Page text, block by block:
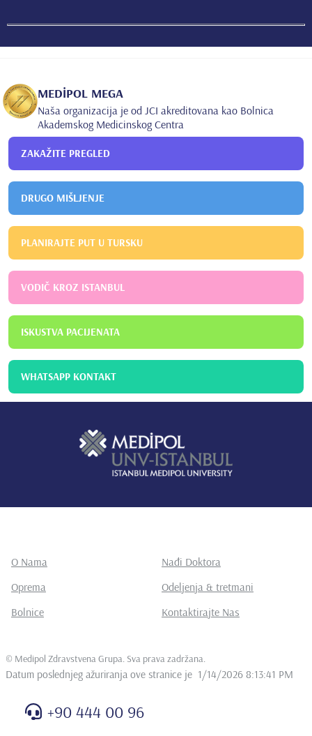
MEDİPOL MEGA
Naša organizacija je od JCI akreditovana kao Bolnica
Akademskog Medicinskog Centra
ZAKAŽITE PREGLED
DRUGO MIŠLJENJE
PLANIRAJTE PUT U TURSKU
VODIČ KROZ ISTANBUL
ISKUSTVA PACIJENATA
WHATSAPP KONTAKT
O Nama
Nađi Doktora
Oprema
Odeljenja & tretmani
Bolnice
Kontaktirajte Nas
© Medipol Zdravstvena Grupa. Sva prava zadržana.
Datum poslednjeg ažuriranja ove stranice je 1/14/2026 8:13:41 PM
+90 444 00 96